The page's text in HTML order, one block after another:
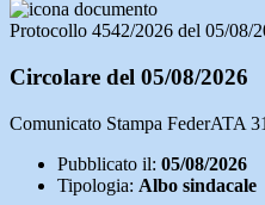
Protocollo 4542/2026 del 05/08/
Circolare del 05/08/2026
Comunicato Stampa FederATA
Pubblicato il: 05/08/2026
Tipologia: Albo sindacale